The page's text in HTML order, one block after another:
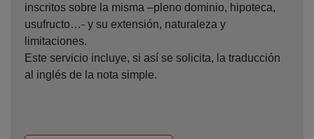
inscritos sobre la misma –pleno dominio, hipoteca,
usufructo…- y su extensión, naturaleza y
limitaciones.
Este servicio incluye, si así se solicita, la traducción
al inglés de la nota simple.